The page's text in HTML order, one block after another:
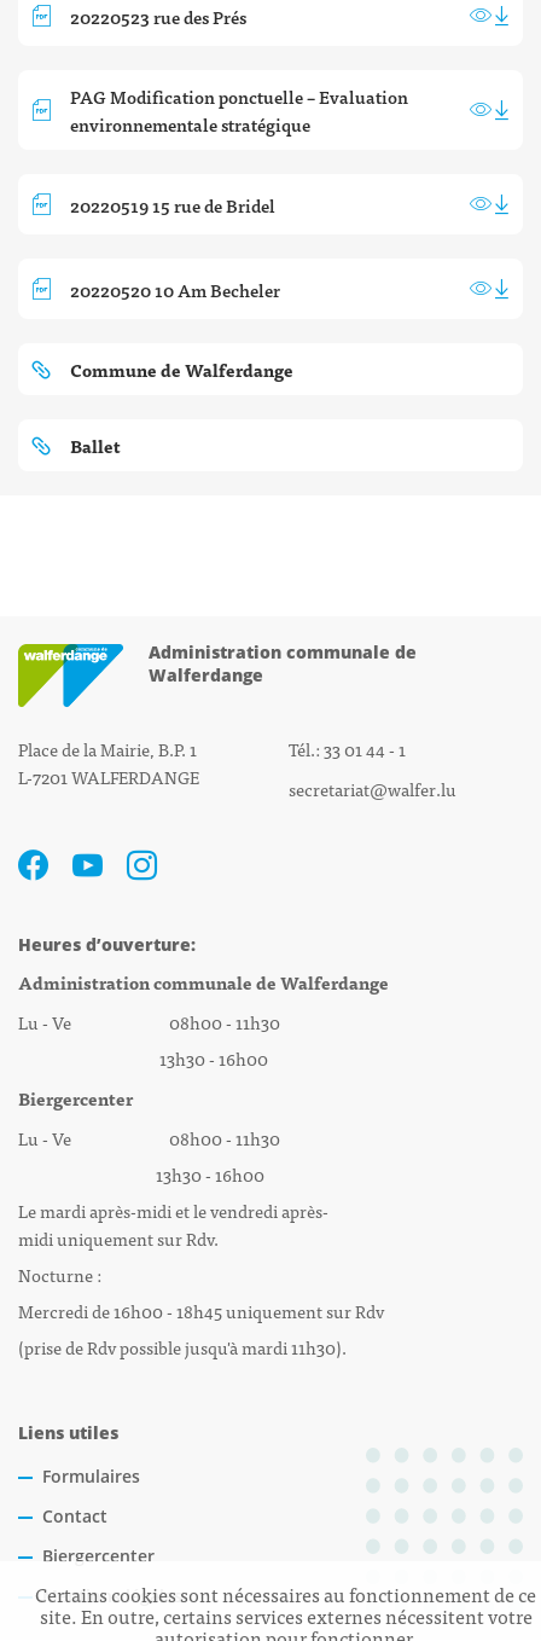
20220523 rue des Prés
PAG Modification ponctuelle – Evaluation
environnementale stratégique
20220519 15 rue de Bridel
20220520 10 Am Becheler
Commune de Walferdange
Ballet
Administration communale de
Walferdange
Place de la Mairie, B.P. 1
L-7201 WALFERDANGE
Tél.: 33 01 44 - 1
secretariat@walfer.lu
Heures d’ouverture:
Administration communale de Walferdange
Lu - Ve 08h00 - 11h30
13h30 - 16h00
Biergercenter
Lu - Ve 08h00 - 11h30
13h30 - 16h00
Le mardi après-midi et le vendredi après-
midi uniquement sur Rdv.
Nocturne :
Mercredi de 16h00 - 18h45 uniquement sur Rdv
(prise de Rdv possible jusqu'à mardi 11h30).
Liens utiles
Formulaires
Contact
Biergercenter
Mentions légales
Certains cookies sont nécessaires au fonctionnement de ce
site. En outre, certains services externes nécessitent votre